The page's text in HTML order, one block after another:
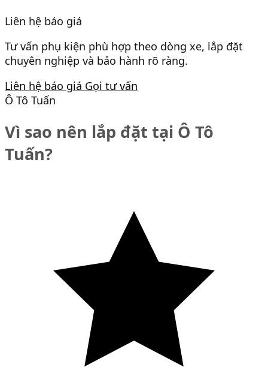
Liên hệ báo giá
Tư vấn phụ kiện phù hợp theo dòng xe, lắp đặt
chuyên nghiệp và bảo hành rõ ràng.
Liên hệ báo giá Gọi tư vấn
Ô Tô Tuấn
Vì sao nên lắp đặt tại Ô Tô
Tuấn?